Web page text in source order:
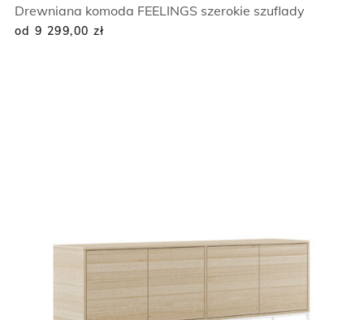
Drewniana komoda FEELINGS szerokie szuflady
od 9 299,00 zł